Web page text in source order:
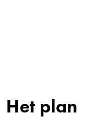
Het plan